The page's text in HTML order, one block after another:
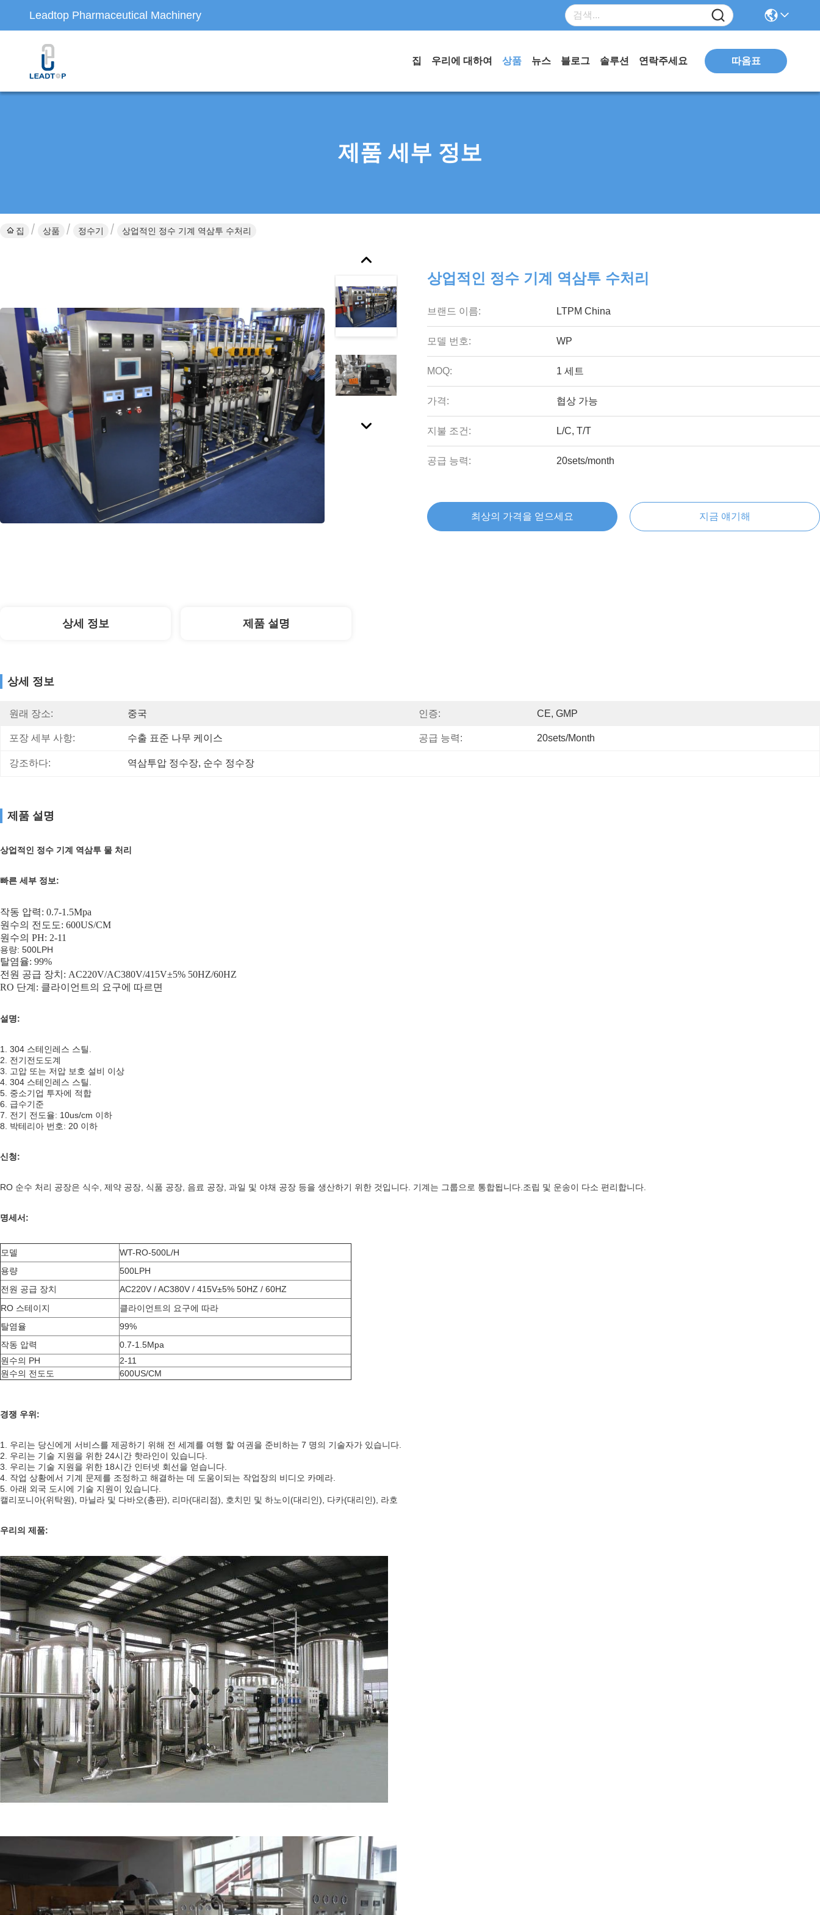
Leadtop Pharmaceutical Machinery
집 우리에 대하여 상품 뉴스 블로그 솔루션 연락주세요 따옴표
제품 세부 정보
집 상품 정수기 상업적인 정수 기계 역삼투 수처리
상업적인 정수 기계 역삼투 수처리
브랜드 이름: LTPM China
모델 번호: WP
MOQ: 1 세트
가격: 협상 가능
지불 조건: L/C, T/T
공급 능력: 20sets/month
최상의 가격을 얻으세요 지금 얘기해
상세 정보 제품 설명
상세 정보
원래 장소: 중국 인증: CE, GMP
포장 세부 사항: 수출 표준 나무 케이스 공급 능력: 20sets/month
강조하다: 역삼투압 정수장, 순수 정수장
제품 설명
상업적인 정수 기계 역삼투 물 처리
빠른 세부 정보:
작동 압력: 0.7-1.5Mpa
원수의 전도도: 600US/CM
원수의 PH: 2-11
용량: 500LPH
탈염율: 99%
전원 공급 장치: AC220V/AC380V/415V±5% 50HZ/60HZ
RO 단계: 클라이언트의 요구에 따르면
설명:
1. 304 스테인레스 스틸.
2. 전기전도도계
3. 고압 또는 저압 보호 설비 이상
4. 304 스테인레스 스틸.
5. 중소기업 투자에 적합
6. 급수기준
7. 전기 전도율: 10us/cm 이하
8. 박테리아 번호: 20 이하
신청:
RO 순수 처리 공장은 식수, 제약 공장, 식품 공장, 음료 공장, 과일 및 야채 공장 등을 생산하기 위한 것입니다. 기계는 그룹으로 통합됩니다.조립 및 운송이 다소 편리합니다.
명세서:
모델
WT-RO-500L/H
용량
500LPH
전원 공급 장치
AC220V / AC380V / 415V±5% 50HZ / 60HZ
RO 스테이지
클라이언트의 요구에 따라
탈염율
99%
작동 압력
0.7-1.5Mpa
원수의 PH
2-11
원수의 전도도
600US/CM
경쟁 우위:
1. 우리는 당신에게 서비스를 제공하기 위해 전 세계를 여행 할 여권을 준비하는 7 명의 기술자가 있습니다.
2. 우리는 기술 지원을 위한 24시간 핫라인이 있습니다.
3. 우리는 기술 지원을 위한 18시간 인터넷 회선을 얻습니다.
4. 작업 상황에서 기계 문제를 조정하고 해결하는 데 도움이되는 작업장의 비디오 카메라.
5. 아래 외국 도시에 기술 지원이 있습니다.
캘리포니아(위탁원), 마닐라 및 다바오(총판), 리마(대리점), 호치민 및 하노이(대리인), 다카(대리인), 라호
우리의 제품: